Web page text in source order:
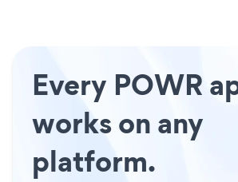
Every POWR
works on any
platform.